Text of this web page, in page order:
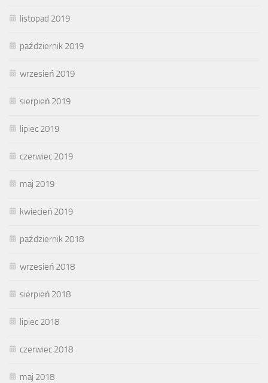
listopad 2019
październik 2019
wrzesień 2019
sierpień 2019
lipiec 2019
czerwiec 2019
maj 2019
kwiecień 2019
październik 2018
wrzesień 2018
sierpień 2018
lipiec 2018
czerwiec 2018
maj 2018